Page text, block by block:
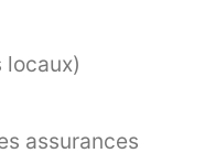
locaux)
assurances